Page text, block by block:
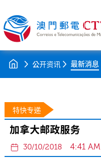
公开资讯 最新消息
特快专递
加拿大邮政服务
30/10/2018 4:41 AM